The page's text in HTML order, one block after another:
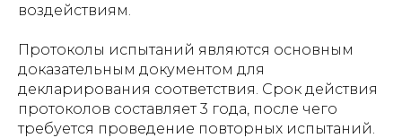
воздействиям.
Протоколы испытаний являются основным
доказательным документом для
декларирования соответствия. Срок действия
протоколов составляет 3 года, после чего
требуется проведение повторных испытаний.